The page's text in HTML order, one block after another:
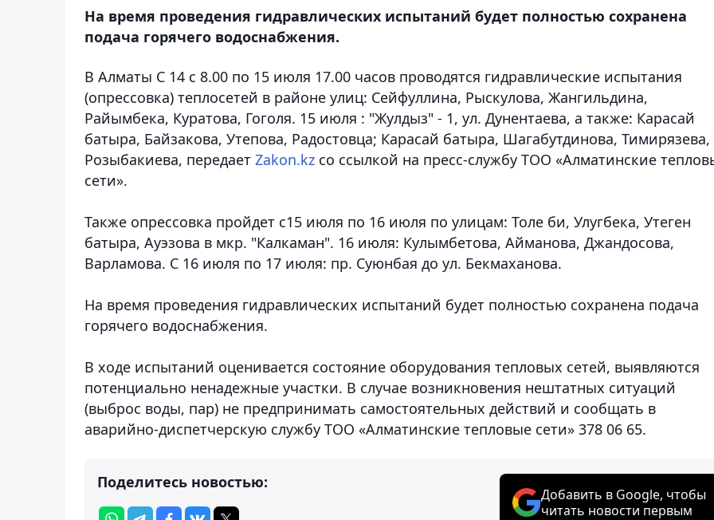
На время проведения гидравлических испытаний будет полностью сохранена
подача горячего водоснабжения.
В Алматы С 14 с 8.00 по 15 июля 17.00 часов проводятся гидравлические испытания
(опрессовка) теплосетей в районе улиц: Сейфуллина, Рыскулова, Жангильдина,
Райымбека, Куратова, Гоголя. 15 июля : "Жулдыз" - 1, ул. Дунентаева, а также: Карасай
батыра, Байзакова, Утепова, Радостовца; Карасай батыра, Шагабутдинова, Тимирязева,
Розыбакиева, передает Zakon.kz со ссылкой на пресс-службу ТОО «Алматинские
сети».
Также опрессовка пройдет с15 июля по 16 июля по улицам: Толе би, Улугбека, Утеген
батыра, Ауэзова в мкр. "Калкаман". 16 июля: Кулымбетова, Айманова, Джандосова,
Варламова. С 16 июля по 17 июля: пр. Суюнбая до ул. Бекмаханова.
На время проведения гидравлических испытаний будет полностью сохранена подача
горячего водоснабжения.
В ходе испытаний оценивается состояние оборудования тепловых сетей, выявляются
потенциально ненадежные участки. В случае возникновения нештатных ситуаций
(выброс воды, пар) не предпринимать самостоятельных действий и сообщать в
аварийно-диспетчерскую службу ТОО «Алматинские тепловые сети» 378 06 65.
Поделитесь новостью:
Добавить в Google, чтобы
читать новости первым